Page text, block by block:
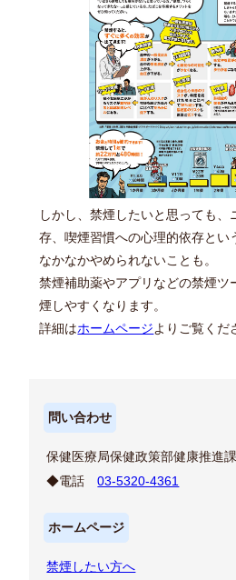
しかし、禁煙したいと思っても、
存、喫煙習慣への心理的依存とい
なかなかやめられないことも。
禁煙補助薬やアプリなどの禁煙ツ
煙しやすくなります。
詳細はホームページよりご覧くだ
問い合わせ
保健医療局保健政策部健康推進課
◆電話03-5320-4361
ホームページ
禁煙したい方へ